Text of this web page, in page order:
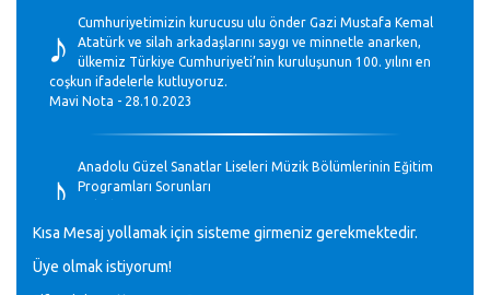
♪
Cumhuriyetimizin kurucusu ulu önder Gazi Mustafa Kemal
Atatürk ve silah arkadaşlarını saygı ve minnetle anarken,
ülkemiz Türkiye Cumhuriyeti’nin kuruluşunun 100. yılını en
coşkun ifadelerle kutluyoruz.
Mavi Nota - 28.10.2023
♪
Anadolu Güzel Sanatlar Liseleri Müzik Bölümlerinin Eğitim
Programları Sorunları
GEÇMİŞ OLSUN TÜRKİYE!
Mavi Nota - 07.02.2023
Kısa Mesaj yollamak için sisteme girmeniz gerekmektedir.
Üye olmak istiyorum!